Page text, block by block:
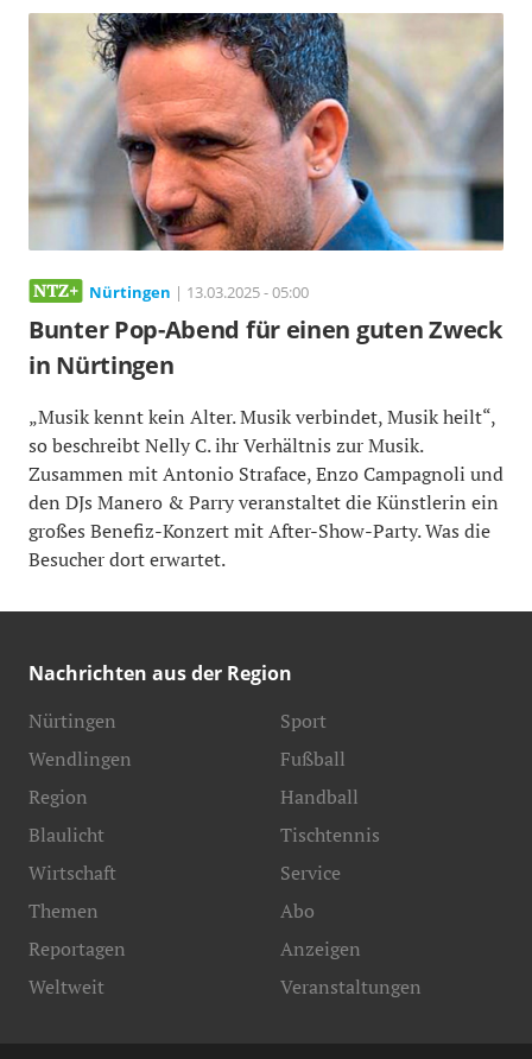
Nürtingen | 13.03.2025 - 05:00
Bunter Pop-Abend für einen guten Zweck
in Nürtingen
„Musik kennt kein Alter. Musik verbindet, Musik heilt“,
so beschreibt Nelly C. ihr Verhältnis zur Musik.
Zusammen mit Antonio Straface, Enzo Campagnoli und
den DJs Manero & Parry veranstaltet die Künstlerin ein
großes Benefiz-Konzert mit After-Show-Party. Was die
Besucher dort erwartet.
Nachrichten aus der Region
Nürtingen
Wendlingen
Region
Blaulicht
Sport
Fußball
Handball
Tischtennis
Wirtschaft
Themen
Reportagen
Weltweit
Service
Abo
Anzeigen
Veranstaltungen